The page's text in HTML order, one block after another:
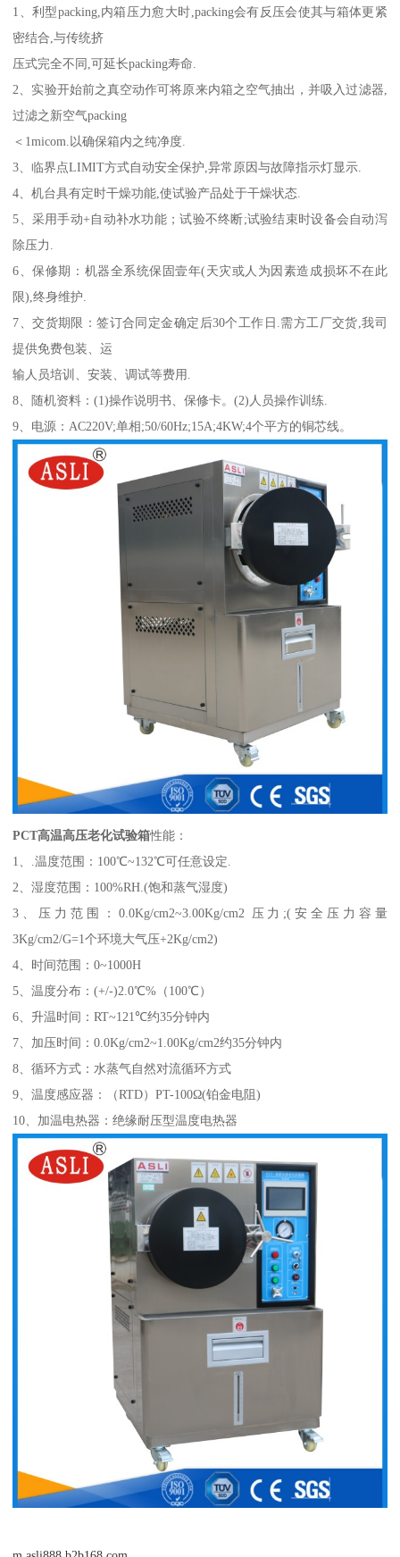
1
、利型packing,内箱压力愈大时,packing会有反压会使其与箱体更紧
密结合,与传统挤
压式完全不同 ,可延长packing寿命.
2
实验开始前之真空动作可将原来内箱之空气抽出，并吸入过滤器
过滤之新空气packing
＜ 1micom.以确保箱内之纯净度.
3 、临界点LIMIT方式自动安全保护,异常原因与故障指示灯显示.
4 、机台具有定时干燥功能 ,使试验产品处于干燥状态.
5
采用手动+自动补水功能；试验不终断;试验结束时设备会自动泻
除压力.
6 、保修期：机器全系统保固壹年(天灾或人为因素造成损坏不在此
限),终身维护.
7 、交货期限 ：签订合同定金确定后30个工作日.需方工厂交货,我司
提供免费包装、运
输人员培训、安装、调试等费用
8 、随机资料 ：(1)操作说明书、保修卡。(2)人员操作训练.
9 、电源： AC220V;单相;50/60Hz;15A;4KW;4个平方的铜芯线。
PCT高温高压老化试验箱性能：
1、 .温度范围 ： 100℃~132℃可任意设定.
2、湿度范围 ： 100%RH.(饱和蒸气湿度)
3 、 压力范围 ： 0.0Kg/cm2~3.00Kg/cm2 压力 ;(安全压力容量
3Kg/cm2/G=1个环境大气压+2Kg/cm2)
4、 时间范围 ：0~1000H
5、温度分布 ：(+/-)2.0℃%（100℃）
6、 升温时间 ：RT~121℃约35分钟内
7、 加压时间 ：0.0Kg/cm2~1.00Kg/cm2约35分钟内
8、循环方式：水蒸气自然对流循环方式
9、温度感应器：（RTD）PT-100Ω(铂金电阻)
10、加温电热器：绝缘耐压型温度电热器